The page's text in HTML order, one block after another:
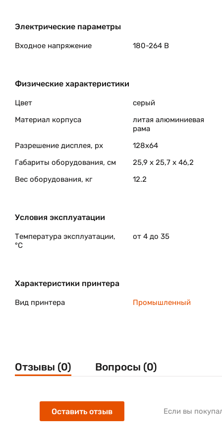
этих сенсоров позволяет использовать
меткой".
Размер этикеток можно задать в программе
сам определит размер заправленных в него
Встроенная память имеет большие объемы
русские шрифты и графические логотипы. Принтер
открывает практически неограниченные
Возможности принтера можно расширить с
быть установлено самим пользователем. Особенно
внешнюю и внутреннюю намотку красящей ленты.
Электрические параметры
Входное напряжение 180-264 В
Физические характеристики
Цвет
серый
Материал корпуса
литая алюминиевая
рама
Разрешение дисплея, px
128х64
Габариты оборудования, см
25,9 x 25,7 x 46,2
Вес оборудования, кг
12.2
Условия эксплуатации
Температура эксплуатации,
°C
от 4 до 35
Характеристики принтера
Вид принтера Промышленный
Отзывы (0) Вопросы (0)
Оставить отзыв Если вы